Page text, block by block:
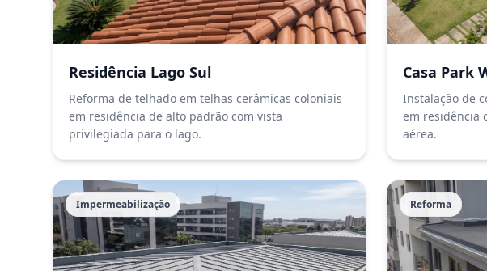
Residência Lago Sul
Reforma de telhado em telhas cerâmicas coloniais
em residência de alto padrão com vista
privilegiada para o lago.
Casa Park
Instalação de
em residência
aérea.
Impermeabilização Reforma